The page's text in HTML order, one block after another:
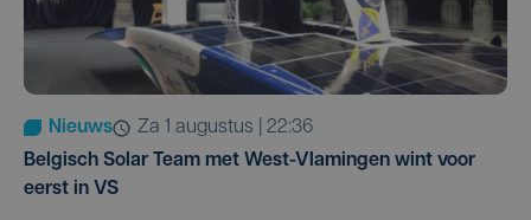
Nieuws
za 1 augustus | 22:36
Belgisch Solar Team met West-Vlamingen wint voor
eerst in VS